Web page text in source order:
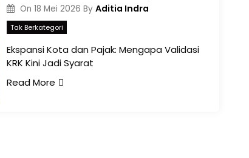
On 18 Mei 2026 By Aditia Indra
Tak Berkategori
Ekspansi Kota dan Pajak: Mengapa Validasi
KRK Kini Jadi Syarat
Read More